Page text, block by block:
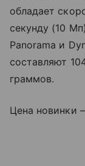
обладает
секунду (10
Panorama и
составляют
граммов.
Цена новинки